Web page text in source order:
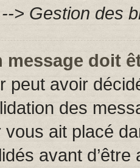
> Gestion des
message doit
peut avoir
des
vous ait placé
avant